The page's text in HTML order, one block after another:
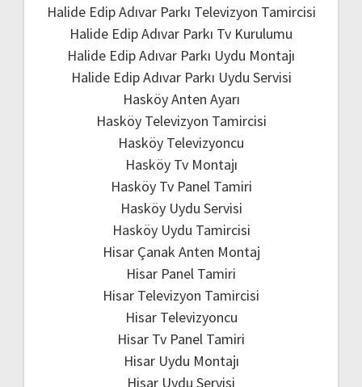
Halide Edip Adıvar Parkı Televizyon Tamircisi
Halide Edip Adıvar Parkı Tv Kurulumu
Halide Edip Adıvar Parkı Uydu Montajı
Halide Edip Adıvar Parkı Uydu Servisi
Hasköy Anten Ayarı
Hasköy Televizyon Tamircisi
Hasköy Televizyoncu
Hasköy Tv Montajı
Hasköy Tv Panel Tamiri
Hasköy Uydu Servisi
Hasköy Uydu Tamircisi
Hisar Çanak Anten Montaj
Hisar Panel Tamiri
Hisar Televizyon Tamircisi
Hisar Televizyoncu
Hisar Tv Panel Tamiri
Hisar Uydu Montajı
Hisar Uydu Servisi